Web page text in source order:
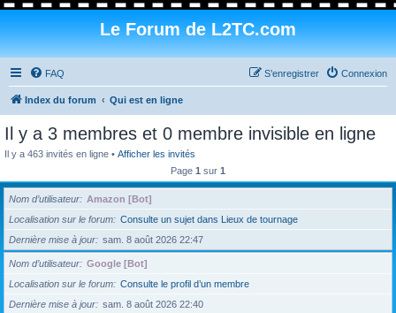
Le Forum de L2TC.com
FAQ Connexion
S’enregistrer
Index du forum Qui est en ligne
Il y a 3 membres et 0 membre invisible en ligne
Il y a 463 invités en ligne • Afficher les invités
Page 1 sur 1
Nom d’utilisateur
Amazon [Bot]
Localisation sur le forum
Consulte un sujet dans Lieux de tournage
Dernière mise à jour
sam. 8 août 2026 22:47
Nom d’utilisateur
Google [Bot]
Localisation sur le forum
Consulte le profil d’un membre
Dernière mise à jour
sam. 8 août 2026 22:40